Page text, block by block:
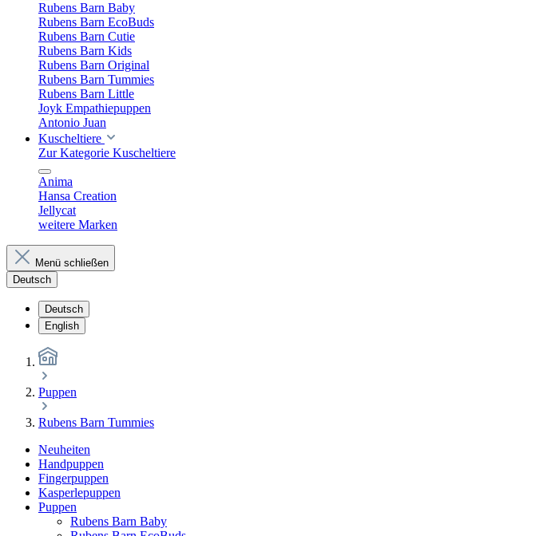
Rubens Barn Baby
Rubens Barn EcoBuds
Rubens Barn Cutie
Rubens Barn Kids
Rubens Barn Original
Rubens Barn Tummies
Rubens Barn Little
Joyk Empathiepuppen
Antonio Juan
Kuscheltiere
Zur Kategorie Kuscheltiere
Anima
Hansa Creation
Jellycat
weitere Marken
Menü schließen
Deutsch
Deutsch
English
Puppen
Rubens Barn Tummies
Neuheiten
Handpuppen
Fingerpuppen
Kasperlepuppen
Puppen
Rubens Barn Baby